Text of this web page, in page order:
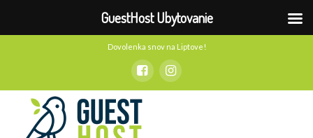
Dovolenka snov na Liptove!
GuestHost Ubytovanie